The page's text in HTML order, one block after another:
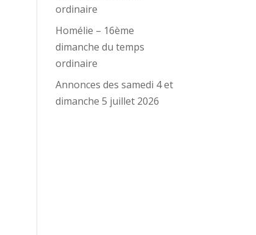
ordinaire
Homélie – 16ème
dimanche du temps
ordinaire
Annonces des samedi 4 et
dimanche 5 juillet 2026